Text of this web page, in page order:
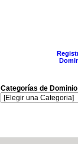
Categorías de